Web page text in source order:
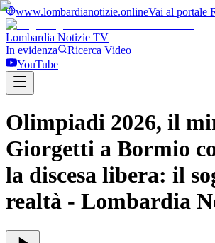
www.lombardianotizie.onlineVai al portale
Lombardia Notizie TV
In evidenza
Ricerca Video
YouTube
Olimpiadi 2026, il
Giorgetti a Bormio
la discesa libera: il
realtà - Lombardia